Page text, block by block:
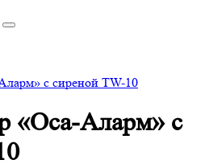
с сиреной TW-10
«Оса-Аларм» с